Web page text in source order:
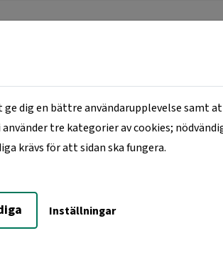
NU MINA SIDOR
dig en bättre användarupplevelse samt
tre kategorier av cookies;
krävs för att sidan ska fungera.
Inställningar